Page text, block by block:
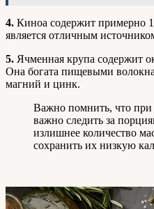
4. Киноа содержит примерно
является отличным
5. Ячменная крупа содержит
Она богата пищевыми
магний и цинк.
Важно помнить, что
важно следить за
излишнее количество
сохранить их низкую